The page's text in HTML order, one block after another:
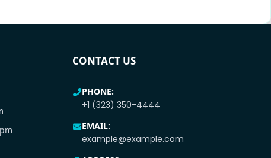
CONTACT US
PHONE:
+1 (323) 350-4444
EMAIL:
example@example.com